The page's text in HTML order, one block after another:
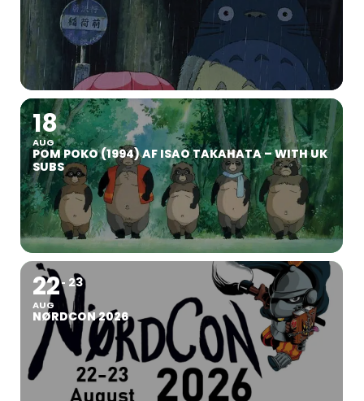
18
AUG
POM POKO (1994) AF ISAO TAKAHATA – WITH UK
SUBS
22
AUG
23
NØRDCON 2026